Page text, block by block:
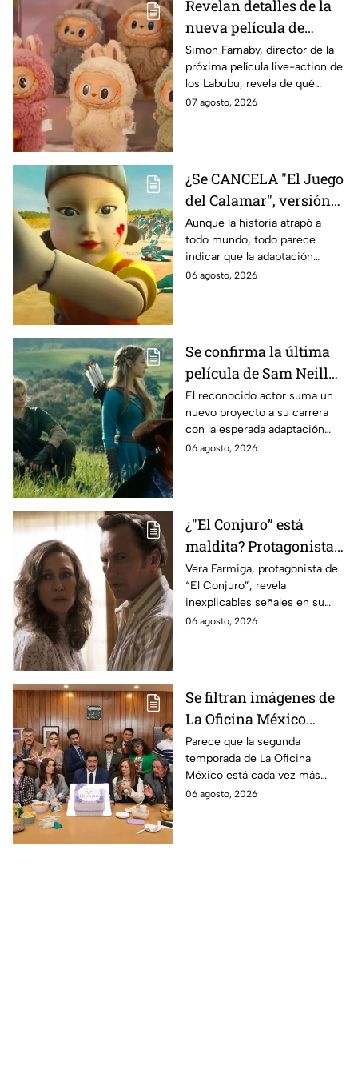
Revelan detalles de la
nueva película de
Labubu: de qué tratará
y cuándo se estrena
Simon Farnaby, director de la
próxima película live-action de
los Labubu, revela de qué
tratará la cinta. Aquí te
07 agosto, 2026
¿Se CANCELA "El Juego
del Calamar", versión
Estados Unidos? Esto
es lo que se sabe al
momento
Aunque la historia atrapó a
todo mundo, todo parece
indicar que la adaptación
podría ser cancelada:
06 agosto, 2026
Se confirma la última
película de Sam Neill
antes de morir: esto es
lo que se sabe hasta
ahora
El reconocido actor suma un
nuevo proyecto a su carrera
con la esperada adaptación
cinematográfica del popular
06 agosto, 2026
¿"El Conjuro” está
maldita? Protagonista
revela INQUIETANTES
señales en su cuerpo
durante la grabación de
la película
Vera Farmiga, protagonista de
“El Conjuro”, revela
inexplicables señales en su
cuerpo durante el rodaje de la
06 agosto, 2026
Se filtran imágenes de
La Oficina México
temporada 2 y un
detalle desata teorías
entre los fans
Parece que la segunda
temporada de La Oficina
México está cada vez más
cerca, pues el elenco ya se
06 agosto, 2026